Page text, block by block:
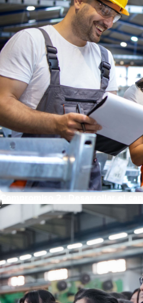
Compromiso 2 : Desarrollar el